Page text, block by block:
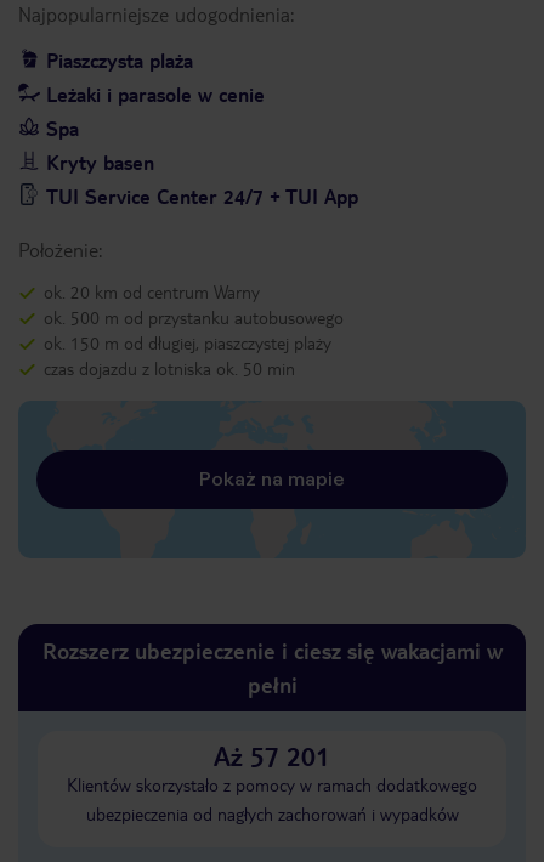
Najpopularniejsze udogodnienia:
Piaszczysta plaża
Leżaki i parasole w cenie
Spa
Kryty basen
TUI Service Center 24/7 + TUI App
Położenie:
ok. 20 km od centrum Warny
ok. 500 m od przystanku autobusowego
ok. 150 m od długiej, piaszczystej plaży
czas dojazdu z lotniska ok. 50 min
Pokaż na mapie
Rozszerz ubezpieczenie i ciesz się wakacjami w
pełni
Aż 57 201
Klientów skorzystało z pomocy w ramach dodatkowego
ubezpieczenia od nagłych zachorowań i wypadków